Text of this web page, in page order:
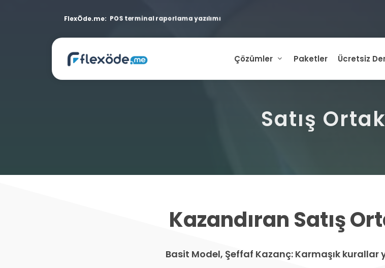
FlexÖde.me: POS terminal raporlama yazılımı
Çözümler Paketler Ücretsiz
Satış
Kazandıran Satış
Basit Model, Şeffaf Kazanç: Karmaşık kurallar